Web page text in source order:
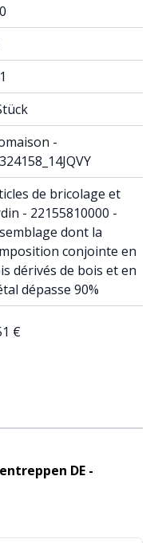
-
de bricolage et
- 22155810000 -
dont la
conjointe en
dérivés de bois et en
dépasse 90%
€
DE -